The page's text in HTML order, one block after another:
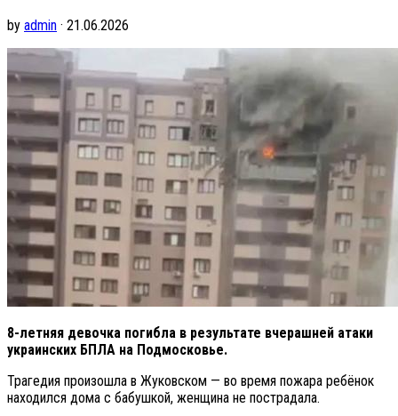
by admin · 21.06.2026
8-летняя девочка погибла в результате вчерашней атаки
украинских БПЛА на Подмосковье.
Трагедия произошла в Жуковском — во время пожара ребёнок
находился дома с бабушкой, женщина не пострадала.